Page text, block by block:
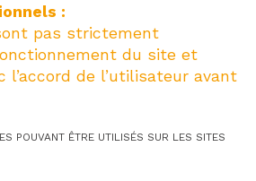
:
pas strictement
du site et
l’accord de l’utilisateur avant
POUVANT ÊTRE UTILISÉS SUR LES SITES